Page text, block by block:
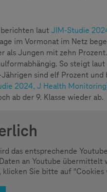
lautJIM-Studie
im Vormonat im Netz
als Jungen mit zehn
So steigt
sind elf Prozent
2024, J Health
ab der 9. Klasse wieder ab.
das entsprechende
an Youtube übermittelt
Sie bitte auf "Cookies